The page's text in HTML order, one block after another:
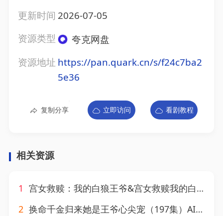
更新时间 2026-07-05
资源类型
夸克网盘
资源地址 https://pan.quark.cn/s/f24c7ba2
5e36
复制分享 立即访问 看剧教程
相关资源
1 宫女救赎：我的白狼王爷&宫女救赎我的白狼王爷（50集）AI短剧
2 换命千金归来她是王爷心尖宠（197集）AI短剧